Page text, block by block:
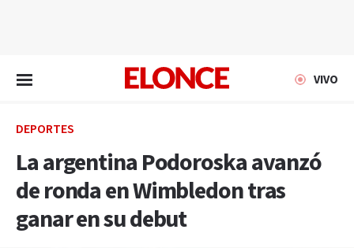
VIVO
DEPORTES
La argentina Podoroska avanzó
de ronda en Wimbledon tras
ganar en su debut